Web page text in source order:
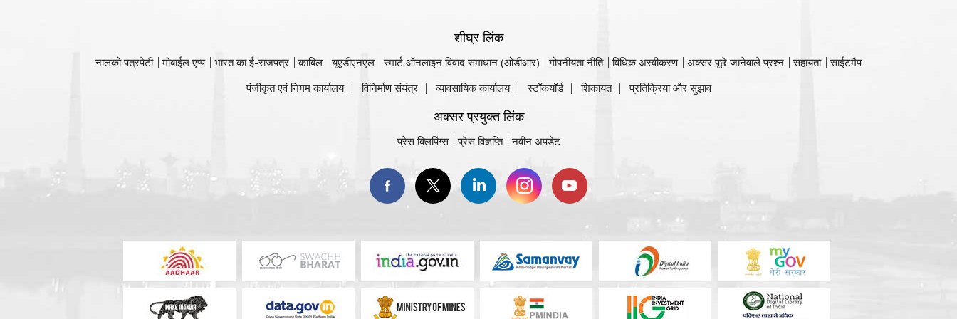
शीघ्र लिंक
नालको पत्रपेटी मोबाईल एप्प भारत का ई-राजपत्र काबिल यूएडीएनएल स्मार्ट ऑनलाइन विवाद समाधान (ओडीआर) गोपनीयता नीति विधिक अस्वीकरण अक्सर पूछे जानेवाले प्रश्न सहायता
साईटमैप
पंजीकृत एवं निगम कार्यालय
विनिर्माण संयंत्र व्यावसायिक कार्यालय स्टॉकयॉर्ड शिकायत प्रतिक्रिया और सुझाव
अक्सर प्रयुक्त लिंक
प्रेस क्लिपिंग्स प्रेस विज्ञप्ति नवीन अपडेट